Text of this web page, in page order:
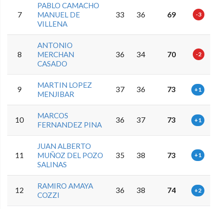
7
PABLO CAMACHO
MANUEL DE
VILLENA
33 36 69 -3
8
ANTONIO
MERCHAN
CASADO
36 34 70 -2
9
MARTIN LOPEZ
MENJIBAR
37 36 73 +1
10
MARCOS
FERNANDEZ PINA
36 37 73 +1
11
JUAN ALBERTO
MUÑOZ DEL POZO
SALINAS
35 38 73 +1
12
RAMIRO AMAYA
COZZI
36 38 74 +2